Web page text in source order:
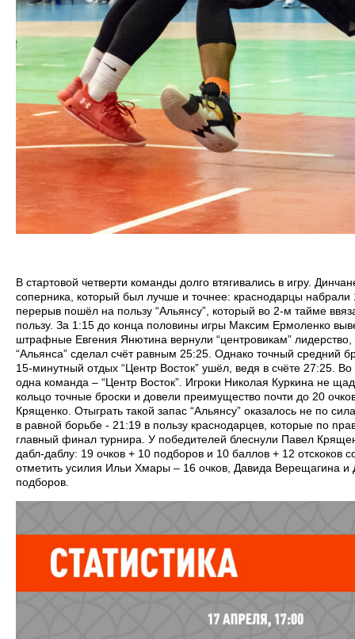
В стартовой четверти команды долго втягивались в игру.
соперника, который был лучше и точнее: краснодарцы
перерыв пошёл на пользу “Альянсу”, который во 2-м тайме
пользу. За 1:15 до конца половины игры Максим Ермоленко
штрафные Евгения Янютина вернули “центровикам”
“Альянса” сделал счёт равным 25:25. Однако точный средний
15-минутный отдых “Центр Восток” ушёл, ведя в счёте 27:25.
одна команда – “Центр Восток”. Игроки Николая Куркина не
кольцо точные броски и довели преимущество почти до 20
Крященко. Отыграть такой запас “Альянсу” оказалось не по
в равной борьбе - 21:19 в пользу краснодарцев, которые по
главный финал турнира. У победителей блеснули Павел
дабл-даблу: 19 очков + 10 подборов и 10 баллов + 12 отскоков
отметить усилия Ильи Хмары – 16 очков, Давида Верещагина
подборов.